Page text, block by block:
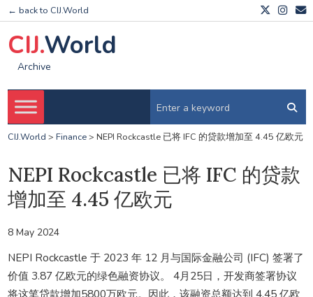
← back to CIJ.World
CIJ.World
Archive
CIJ.World > Finance> NEPI Rockcastle 已将 IFC 的贷款增加至 4.45 亿欧元
NEPI Rockcastle 已将 IFC 的贷款
增加至 4.45 亿欧元
8 May 2024
NEPI Rockcastle 于 2023 年 12 月与国际金融公司 (IFC) 签署了
价值 3.87 亿欧元的绿色融资协议。 4月25日，开发商签署协议
将这笔贷款增加5800万欧元。因此，该融资总额达到 4.45 亿欧